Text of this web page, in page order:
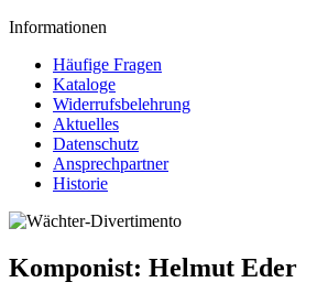
Informationen
Häufige Fragen
Kataloge
Widerrufsbelehrung
Aktuelles
Datenschutz
Ansprechpartner
Historie
Komponist: Helmut Eder